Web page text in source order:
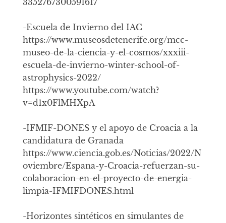
3352767300591617
-Escuela de Invierno del IAC
https://www.museosdetenerife.org/mcc-
museo-de-la-ciencia-y-el-cosmos/xxxiii-
escuela-de-invierno-winter-school-of-
astrophysics-2022/
https://www.youtube.com/watch?
v=d1x0FlMHXpA
-IFMIF-DONES y el apoyo de Croacia a la
candidatura de Granada
https://www.ciencia.gob.es/Noticias/2022/N
oviembre/Espana-y-Croacia-refuerzan-su-
colaboracion-en-el-proyecto-de-energia-
limpia-IFMIFDONES.html
-Horizontes sintéticos en simulantes de